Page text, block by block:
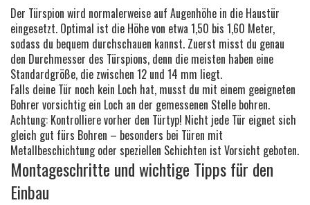
Der Türspion wird normalerweise auf Augenhöhe in die Haustür
eingesetzt. Optimal ist die Höhe von etwa 1,50 bis 1,60 Meter,
sodass du bequem durchschauen kannst. Zuerst misst du genau
den Durchmesser des Türspions, denn die meisten haben eine
Standardgröße, die zwischen 12 und 14 mm liegt.
Falls deine Tür noch kein Loch hat, musst du mit einem geeigneten
Bohrer vorsichtig ein Loch an der gemessenen Stelle bohren.
Achtung: Kontrolliere vorher den Türtyp! Nicht jede Tür eignet sich
gleich gut fürs Bohren – besonders bei Türen mit
Metallbeschichtung oder speziellen Schichten ist Vorsicht geboten.
Montageschritte und wichtige Tipps für den
Einbau